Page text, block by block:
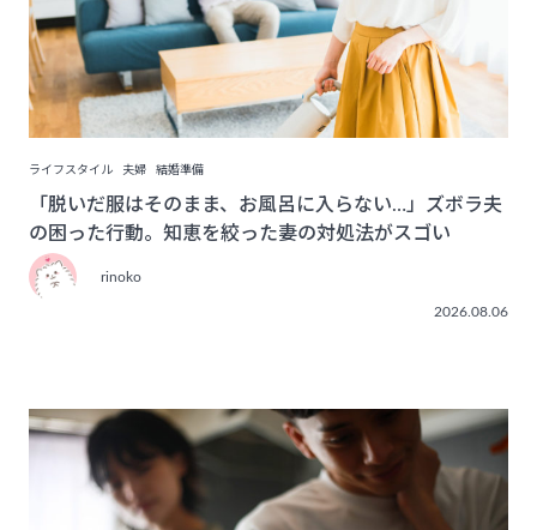
ライフスタイル 夫婦 結婚準備
「脱いだ服はそのまま、お風呂に入らない…」ズボラ夫
の困った行動。知恵を絞った妻の対処法がスゴい
rinoko
2026.08.06